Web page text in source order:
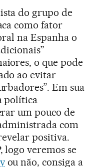
do grupo de
como fator
na Espanha o
o que pode
ao evitar
Em sua
política
um pouco de
com
positiva.
logo veremos se
ou não, consiga a